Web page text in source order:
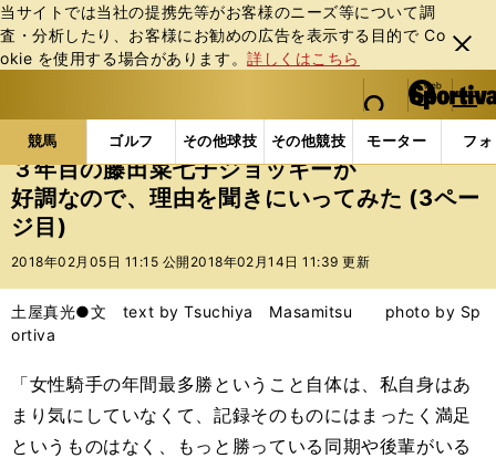
当サイトでは当社の提携先等がお客様のニーズ等について調
査・分析したり、お客様にお勧めの広告を表⽰する⽬的で Co
okie を使⽤する場合があります。詳しくはこちら
閉じ
る
web Sportiva (webスポルティーバ)
検索
マイペ
ー
ジ
メニュ
競馬 ゴルフ その他球技 その他競技 モーター フ
b
ス
ポ
ル
テ
ー
バ
競馬の記事一覧 競馬 ３年目の藤田菜七子ジョッキ
３年目の藤田菜七子ジョッキーが
好調なので、理由を聞きにいってみた (3ペー
ジ目)
2018年02月05日 11:15 公開 2018年02月14日 11:39 更新
土屋真光●文 text by Tsuchiya Masamitsu photo by Sp
ortiva
「女性騎手の年間最多勝ということ自体は、私自身はあ
まり気にしていなくて、記録そのものにはまったく満足
というものはなく、もっと勝っている同期や後輩がいる